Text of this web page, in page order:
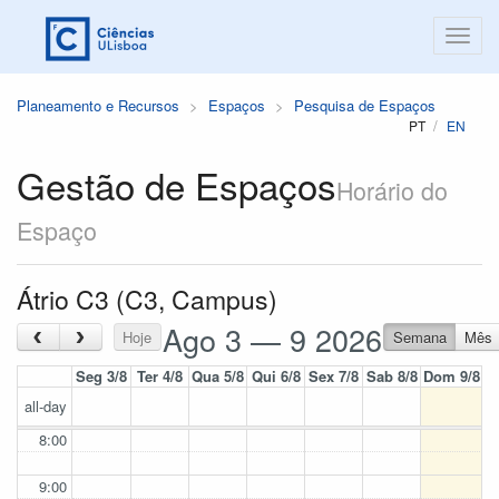
Planeamento e Recursos Espaços Pesquisa de Espaços
PT EN
Gestão de EspaçosHorário do
Espaço
Átrio C3 (C3, Campus)
‹ › Hoje Ago 3 — 9 2026 Semana
Mês
Seg 3/8 Ter 4/8 Qua 5/8 Qui 6/8 Sex 7/8 Sab 8/8 Dom 9/8
all-day
8:00
9:00